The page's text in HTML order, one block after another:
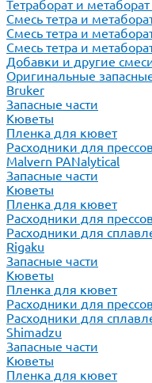
Тетраборат и
Смесь тетра и
Смесь тетра и
Смесь тетра и
Добавки и другие
Оригинальные
Bruker
Запасные части
Кюветы
Пленка для кювет
Расходники для
Malvern PANalytical
Запасные части
Кюветы
Пленка для кювет
Расходники для
Расходники для
Rigaku
Запасные части
Кюветы
Пленка для кювет
Расходники для
Расходники для
Shimadzu
Запасные части
Кюветы
Пленка для кювет